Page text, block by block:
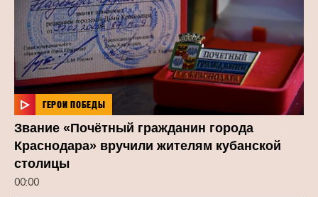
ГЕРОИ ПОБЕДЫ
Звание «Почётный гражданин города
Краснодара» вручили жителям кубанской
столицы
00:00